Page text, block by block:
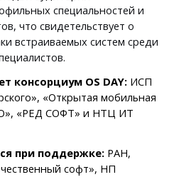
специальностей и
что свидетельствует о
встраиваемых систем среди
консорциум OS DAY: ИСП
«Открытая мобильная
«РЕД СОФТ» и НТЦ ИТ
при поддержке: РАН,
софт», НП